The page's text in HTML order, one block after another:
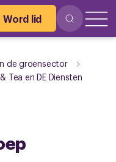
Word lid
de groensector
Tea en DE Diensten